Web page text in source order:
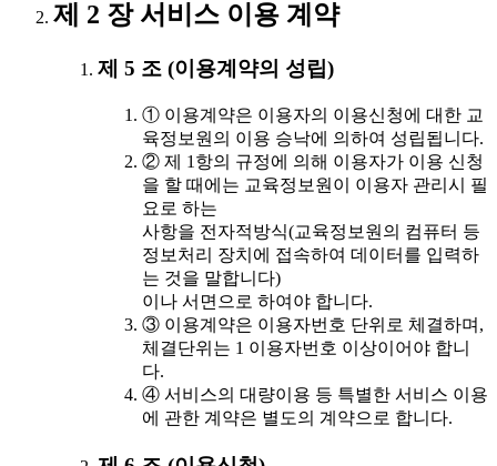
제 2 장 서비스 이용 계약
제 5 조 (이용계약의 성립)
① 이용계약은 이용자의 이용신청에 대한 교
육정보원의 이용 승낙에 의하여 성립됩니다.
② 제 1항의 규정에 의해 이용자가 이용 신청
을 할 때에는 교육정보원이 이용자 관리시 필
요로 하는
사항을 전자적방식(교육정보원의 컴퓨터 등
정보처리 장치에 접속하여 데이터를 입력하
는 것을 말합니다)
이나 서면으로 하여야 합니다.
③ 이용계약은 이용자번호 단위로 체결하며,
체결단위는 1 이용자번호 이상이어야 합니
다.
④ 서비스의 대량이용 등 특별한 서비스 이용
에 관한 계약은 별도의 계약으로 합니다.